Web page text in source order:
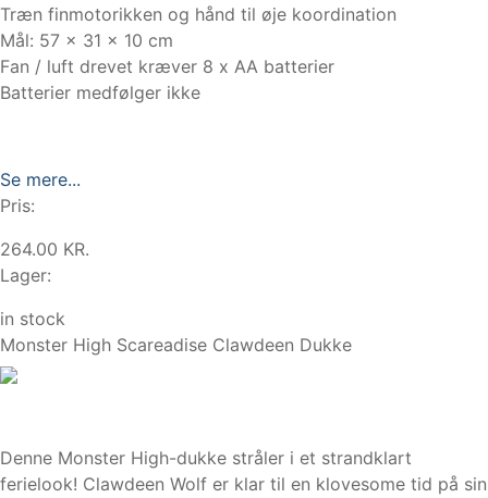
Træn finmotorikken og hånd til øje koordination
Mål: 57 x 31 x 10 cm
Fan / luft drevet kræver 8 x AA batterier
Batterier medfølger ikke
Se mere...
Pris:
264.00 KR.
Lager:
in stock
Monster High Scareadise Clawdeen Dukke
Denne Monster High-dukke stråler i et strandklart
ferielook! Clawdeen Wolf er klar til en klovesome tid på sin